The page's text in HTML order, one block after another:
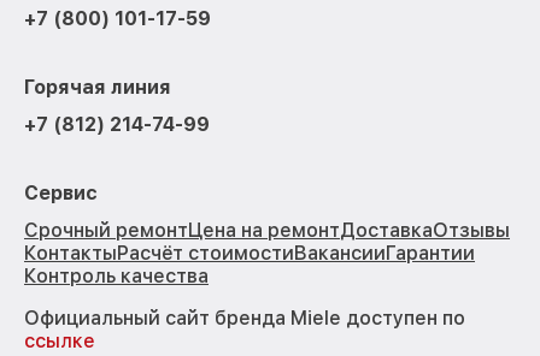
+7 (800) 101-17-59
Горячая линия
+7 (812) 214-74-99
Сервис
Срочный ремонтЦена на ремонтДоставкаОтзывы
КонтактыРасчёт стоимостиВакансииГарантии
Контроль качества
Официальный сайт бренда Miele доступен по
ссылке